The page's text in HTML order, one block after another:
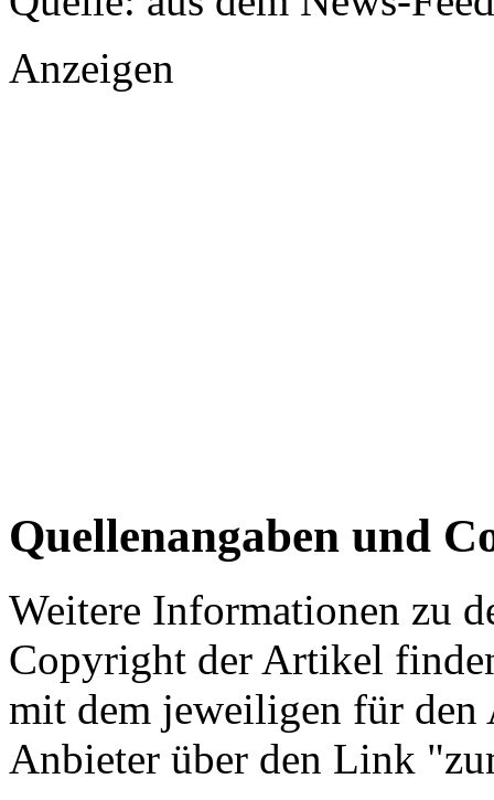
Anzeigen
Quellenangaben und
Weitere Informationen zu
Copyright der Artikel
mit dem jeweiligen für
Anbieter über den Link